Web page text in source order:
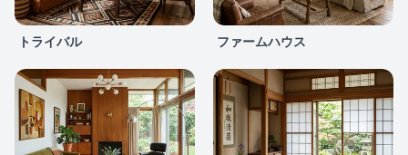
トライバル ファームハウス